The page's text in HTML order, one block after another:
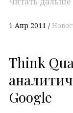
1 Апр 2011
Think
Google